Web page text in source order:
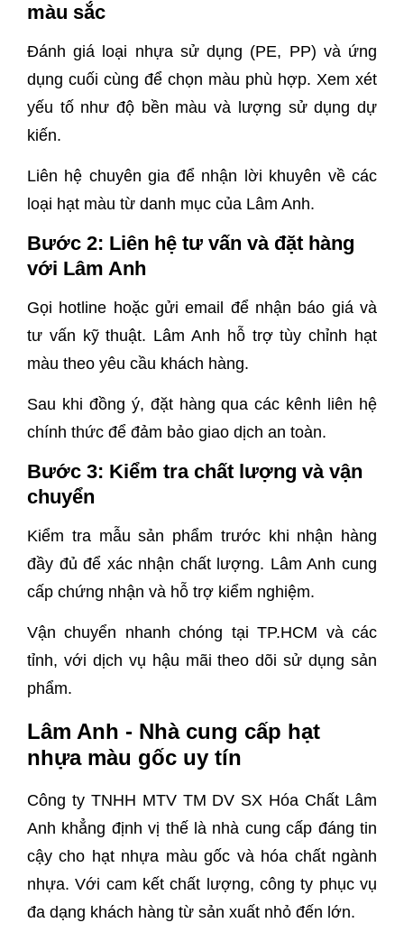
màu sắc
Đánh giá loại nhựa sử dụng (PE, PP) và ứng
dụng cuối cùng để chọn màu phù hợp. Xem xét
yếu tố như độ bền màu và lượng sử dụng dự
kiến.
Liên hệ chuyên gia để nhận lời khuyên về các
loại hạt màu từ danh mục của Lâm Anh.
Bước 2: Liên hệ tư vấn và đặt hàng
với Lâm Anh
Gọi hotline hoặc gửi email để nhận báo giá và
tư vấn kỹ thuật. Lâm Anh hỗ trợ tùy chỉnh hạt
màu theo yêu cầu khách hàng.
Sau khi đồng ý, đặt hàng qua các kênh liên hệ
chính thức để đảm bảo giao dịch an toàn.
Bước 3: Kiểm tra chất lượng và vận
chuyển
Kiểm tra mẫu sản phẩm trước khi nhận hàng
đầy đủ để xác nhận chất lượng. Lâm Anh cung
cấp chứng nhận và hỗ trợ kiểm nghiệm.
Vận chuyển nhanh chóng tại TP.HCM và các
tỉnh, với dịch vụ hậu mãi theo dõi sử dụng sản
phẩm.
Lâm Anh - Nhà cung cấp hạt
nhựa màu gốc uy tín
Công ty TNHH MTV TM DV SX Hóa Chất Lâm
Anh khẳng định vị thế là nhà cung cấp đáng tin
cậy cho hạt nhựa màu gốc và hóa chất ngành
nhựa. Với cam kết chất lượng, công ty phục vụ
đa dạng khách hàng từ sản xuất nhỏ đến lớn.